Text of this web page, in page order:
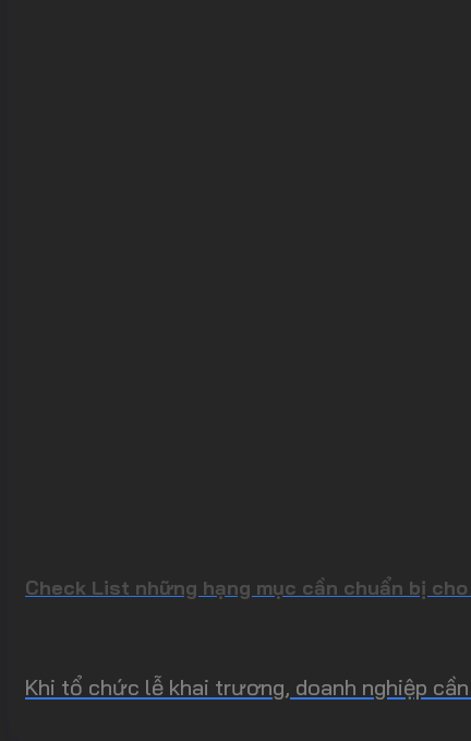
Check List những hạng mục cần chuẩn bị
Khi tổ chức lễ khai trương, doanh nghiệp